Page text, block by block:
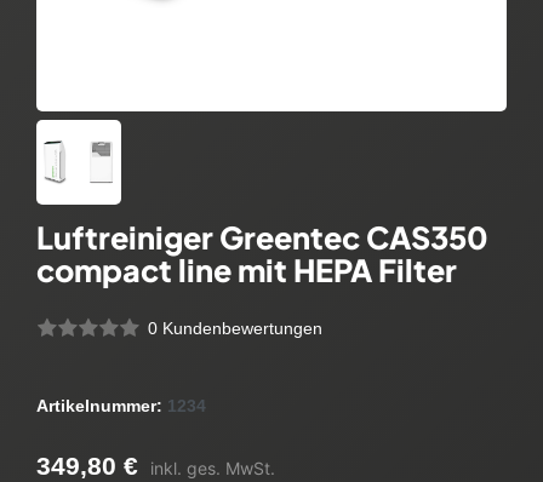
Luftreiniger Greentec CAS350
compact line mit HEPA Filter
0 Kundenbewertungen
Artikelnummer: 1234
349,80 € inkl. ges. MwSt.